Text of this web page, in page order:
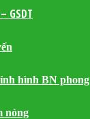
GSDT
hình BN phong
nóng